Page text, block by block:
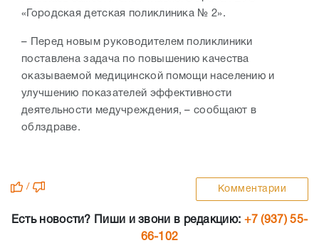
«Городская детская поликлиника № 2».
– Перед новым руководителем поликлиники
поставлена задача по повышению качества
оказываемой медицинской помощи населению и
улучшению показателей эффективности
деятельности медучреждения, – сообщают в
облздраве.
/ Комментарии
Есть новости? Пиши и звони в редакцию: +7 (937) 55-
66-102